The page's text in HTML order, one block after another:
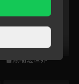
香蕉喵遊世界